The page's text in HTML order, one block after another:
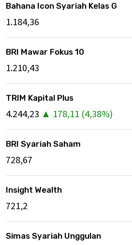
Bahana Icon Syariah Kelas G
1.184,36
BRI Mawar Fokus 10
1.210,43
TRIM Kapital Plus
4.244,23 ▲ 178,11 (4,38%)
BRI Syariah Saham
728,67
Insight Wealth
721,2
Simas Syariah Unggulan